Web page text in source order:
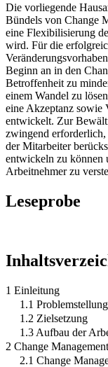
Die vorliegende
Bündels von Change
eine Flexibilisierung
wird. Für die
Beginn an in den
Betroffenheit zu
einem Wandel zu
eine Akzeptanz sowie
entwickelt. Zur
zwingend erforderlich,
der Mitarbeiter
entwickeln zu können
Arbeitnehmer zu
Leseprobe
1 Einleitung
1.1 Problemstellung
1.2 Zielsetzung
1.3 Aufbau der
2 Change
2.1 Change